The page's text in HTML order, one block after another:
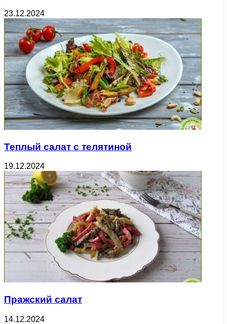
23.12.2024
Теплый салат с телятиной
19.12.2024
Пражский салат
14.12.2024